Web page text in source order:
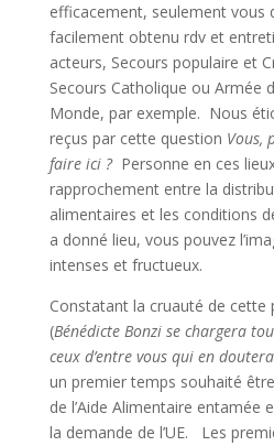
efficacement, seulement vous
facilement obtenu rdv et
acteurs, Secours populaire et
Secours Catholique ou Armée
Monde, par exemple. Nous
reçus par cette question Vous,
faire ici ?Personne en ces
rapprochement entre la
alimentaires et les conditions
a donné lieu, vous pouvez
intenses et fructueux.
Constatant la cruauté de cette
(Bénédicte Bonzi se chargera
ceux d’entre vous qui en
un premier temps souhaité
de l’Aide Alimentaire entamée
la demande de l’UE. Les